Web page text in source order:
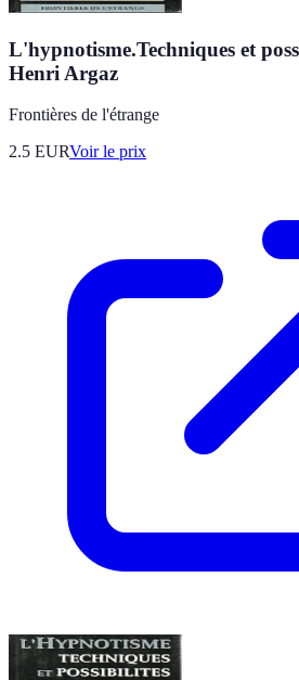
L'hypnotisme.Techniques et
Henri Argaz
Frontières de l'étrange
2.5 EURVoir le prix